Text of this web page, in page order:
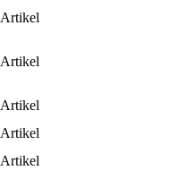
Artikel
Artikel
Artikel
Artikel
Artikel